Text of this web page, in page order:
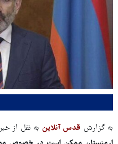
به گزارش قدس آنلاین به نقل از